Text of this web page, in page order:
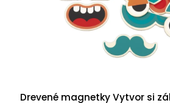
Drevené magnetky Vytvor si